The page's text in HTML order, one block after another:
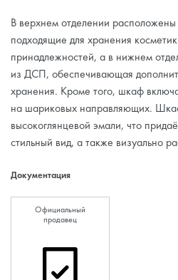
В верхнем отделении
подходящие для хранения
принадлежностей, а в нижнем
из ДСП, обеспечивающая
хранения. Кроме того, шкаф
на шариковых направляющих.
высокоглянцевой эмали, что
стильный вид, а также визуально
Документация
Официальный
продавец